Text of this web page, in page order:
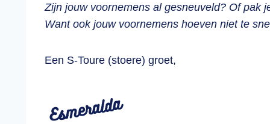
Zijn jouw voornemens al gesneuveld? Of pak
Want ook jouw voornemens hoeven niet te
Een S-Toure (stoere) groet,